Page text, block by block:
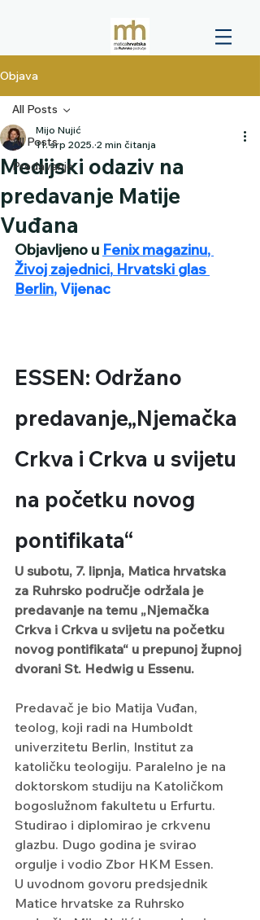
Objava
All Posts
Predavanje
All Posts
Medijski odaziv na
predavanje Matije
Vuđana
Mijo Nujić
11. srp 2025. 2 min čitanja
Objavljeno u Fenix magazinu,
Živoj zajednici, Hrvatski glas
Berlin, Vijenac
ESSEN: Održano
predavanje„Njemačka
Crkva i Crkva u svijetu
na početku novog
pontifikata“
U subotu, 7. lipnja, Matica hrvatska
za Ruhrsko područje održala je
predavanje na temu „Njemačka
Crkva i Crkva u svijetu na početku
novog pontifikata“ u prepunoj župnoj
dvorani St. Hedwig u Essenu.
Predavač je bio Matija Vuđan,
teolog, koji radi na Humboldt
univerzitetu Berlin, Institut za
katoličku teologiju. Paralelno je na
doktorskom studiju na Katoličkom
bogoslužnom fakultetu u Erfurtu.
Studirao i diplomirao je crkvenu
glazbu. Dugo godina je svirao
orgulje i vodio Zbor HKM Essen.
U uvodnom govoru predsjednik
Matice hrvatske za Ruhrsko